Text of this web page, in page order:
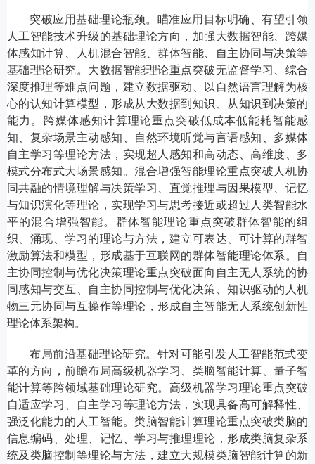
突破应用基础理论瓶颈。瞄准应用目标明确、有望引领
人工智能技术升级的基础理论方向，加强大数据智能、跨媒
体感知计算、人机混合智能、群体智能、自主协同与决策等
基础理论研究。大数据智能理论重点突破无监督学习、综合
深度推理等难点问题，建立数据驱动、以自然语言理解为核
心的认知计算模型，形成从大数据到知识、从知识到决策的
能力。跨媒体感知计算理论重点突破低成本低能耗智能感
知、复杂场景主动感知、自然环境听觉与言语感知、多媒体
自主学习等理论方法，实现超人感知和高动态、高维度、多
模式分布式大场景感知。混合增强智能理论重点突破人机协
同共融的情境理解与决策学习、直觉推理与因果模型、记忆
与知识演化等理论，实现学习与思考接近或超过人类智能水
平的混合增强智能。群体智能理论重点突破群体智能的组
织、涌现、学习的理论与方法，建立可表达、可计算的群智
激励算法和模型，形成基于互联网的群体智能理论体系。自
主协同控制与优化决策理论重点突破面向自主无人系统的协
同感知与交互、自主协同控制与优化决策、知识驱动的人机
物三元协同与互操作等理论，形成自主智能无人系统创新性
理论体系架构。
布局前沿基础理论研究。针对可能引发人工智能范式变
革的方向，前瞻布局高级机器学习、类脑智能计算、量子智
能计算等跨领域基础理论研究。高级机器学习理论重点突破
自适应学习、自主学习等理论方法，实现具备高可解释性、
强泛化能力的人工智能。类脑智能计算理论重点突破类脑的
信息编码、处理、记忆、学习与推理理论，形成类脑复杂系
统及类脑控制等理论与方法，建立大规模类脑智能计算的新